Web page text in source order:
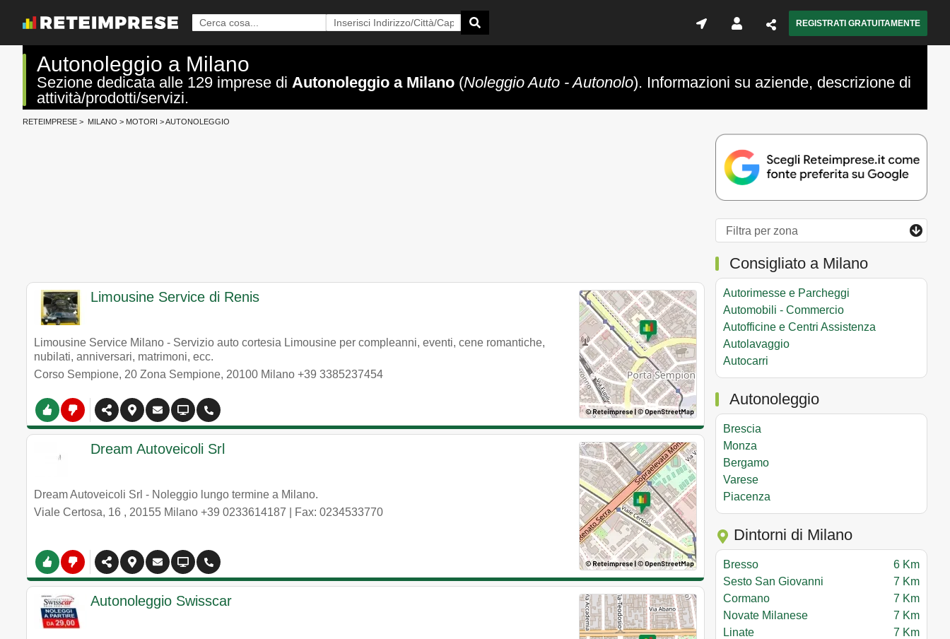
REGISTRATI GRATUITAMENTE
Autonoleggio a Milano
Sezione dedicata alle 129 imprese di Autonoleggio a Milano (Noleggio Auto - Autonolo). Informazioni su aziende, descrizione di
attività/prodotti/servizi.
RETEIMPRESE > MILANO > MOTORI >AUTONOLEGGIO
Limousine Service di Renis
Limousine Service Milano - Servizio auto cortesia Limousine per compleanni, eventi, cene romantiche,
nubilati, anniversari, matrimoni, ecc.
Corso Sempione, 20 Zona Sempione, 20100 Milano +39 3385237454
Dream Autoveicoli Srl
Dream Autoveicoli Srl - Noleggio lungo termine a Milano.
Viale Certosa, 16 , 20155 Milano +39 0233614187 | Fax: 0234533770
Autonoleggio Swisscar
Consigliato a Milano
Autorimesse e Parcheggi
Automobili - Commercio
Autofficine e Centri Assistenza
Autolavaggio
Autocarri
Autonoleggio
Brescia
Monza
Bergamo
Varese
Piacenza
Dintorni di Milano
Bresso
6 Km
Sesto San Giovanni
7 Km
Cormano
7 Km
Novate Milanese
7 Km
Linate
7 Km